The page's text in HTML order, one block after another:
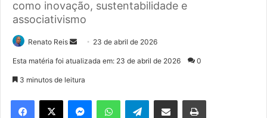
como inovação, sustentabilidade e
associativismo
Renato Reis
d
e
u
23 de abril de 2026
Esta matéria foi atualizada em: 23 de abril de 2026 0
3 minutos de leitura
Telegram